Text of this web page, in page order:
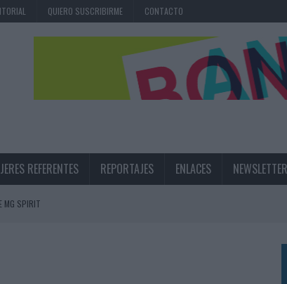
QUIERO SUSCRIBIRME CONTACTO
REFERENTES REPORTAJES ENLACES NEWSLETTER
MG SPIRIT
EN EL ORIGEN BARCELONÉS